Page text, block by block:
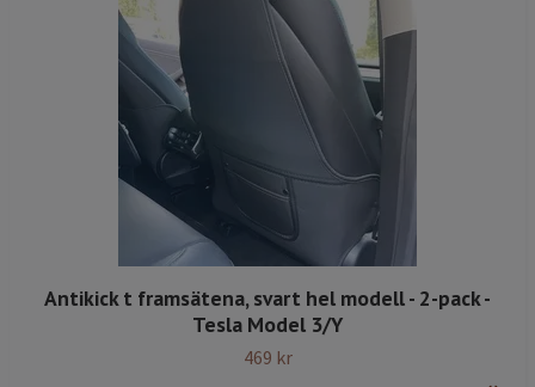
Antikick t framsätena, svart hel modell - 2-pack -
Tesla Model 3/Y
469 kr